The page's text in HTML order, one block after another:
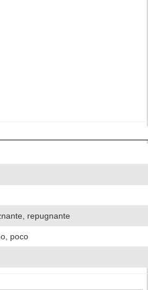
repugnante
poco